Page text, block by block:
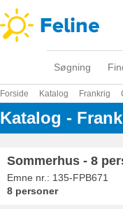
Søgning
Forside Katalog Frankrig
Katalog -
Sommerhus - 8
Emne nr.: 135-FPB671
8 personer